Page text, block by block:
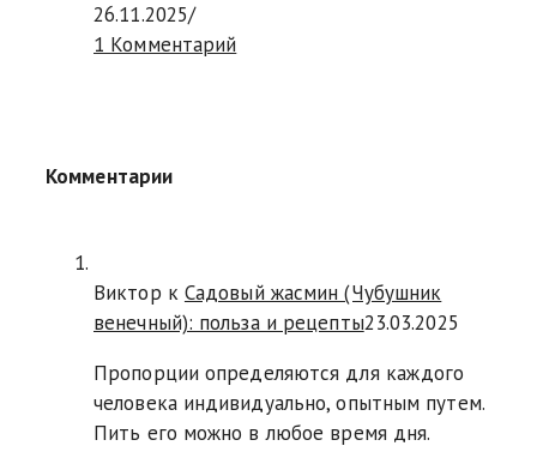
26.11.2025/
1 Комментарий
Комментарии
Виктор к Садовый жасмин (Чубушник
венечный): польза и рецепты23.03.2025
Пропорции определяются для каждого
человека индивидуально, опытным путем.
Пить его можно в любое время дня.